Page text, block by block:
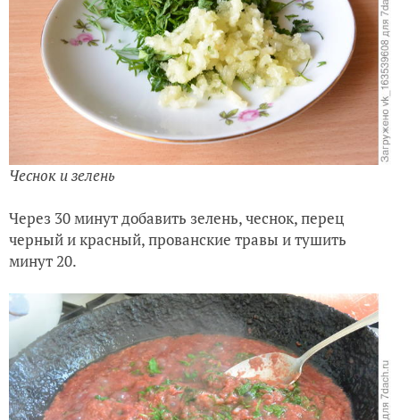
Чеснок и зелень
Через 30 минут добавить зелень, чеснок, перец
черный и красный, прованские травы и тушить
минут 20.